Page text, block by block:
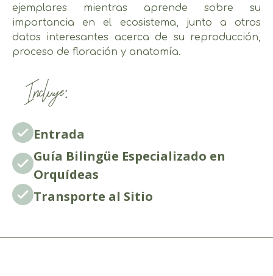
ejemplares mientras aprende sobre su
importancia en el ecosistema, junto a otros
datos interesantes acerca de su reproducción,
proceso de floración y anatomía.
Incluye:
Entrada
Guía Bilingüe Especializado en
Orquídeas
Transporte al Sitio